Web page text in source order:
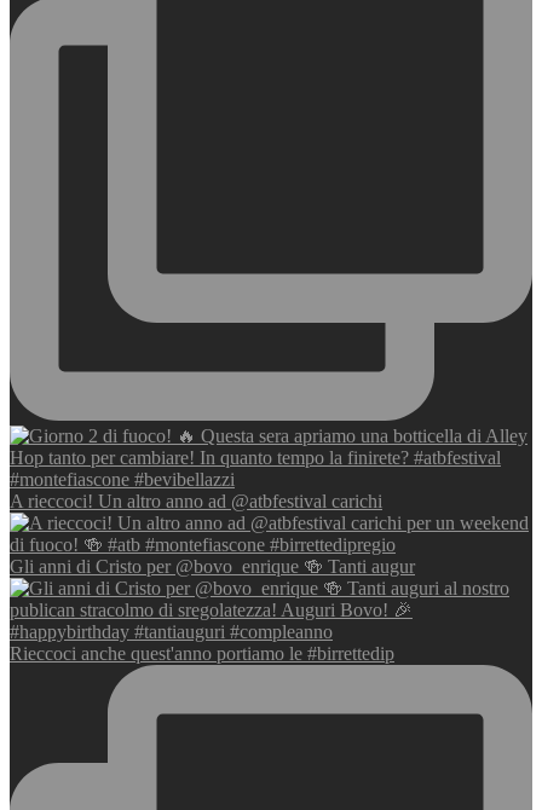
A rieccoci! Un altro anno ad @atbfestival carichi
Gli anni di Cristo per @bovo_enrique 🍻 Tanti augur
Rieccoci anche quest'anno portiamo le #birrettedip